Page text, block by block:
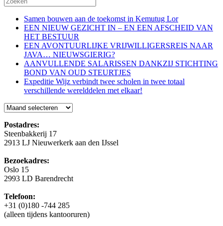
Samen bouwen aan de toekomst in Kemutug Lor
EEN NIEUW GEZICHT IN – EN EEN AFSCHEID VAN
HET BESTUUR
EEN AVONTUURLIJKE VRIJWILLIGERSREIS NAAR
JAVA… NIEUWSGIERIG?
AANVULLENDE SALARISSEN DANKZIJ STICHTING
BOND VAN OUD STEURTJES
Expeditie Wijz verbindt twee scholen in twee totaal
verschillende werelddelen met elkaar!
Blog
Postadres:
Steenbakkerij 17
2913 LJ Nieuwerkerk aan den IJssel
Bezoekadres:
Oslo 15
2993 LD Barendrecht
Telefoon:
+31 (0)180 -744 285
(alleen tijdens kantooruren)